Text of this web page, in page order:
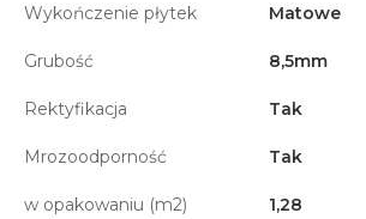
Wykończenie płytek Matowe
Grubość 8,5mm
Rektyfikacja Tak
Mrozoodporność Tak
w opakowaniu (m2) 1,28